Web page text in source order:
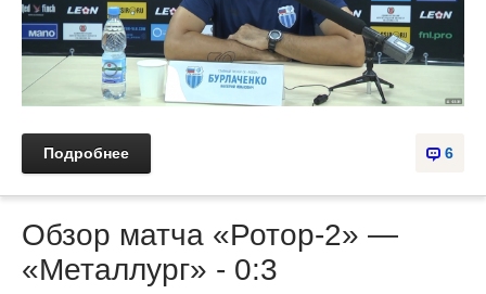
6
Подробнее
Обзор матча «Ротор-2» —
«Металлург» - 0:3